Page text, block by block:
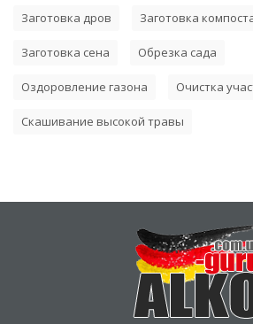
Заготовка дров Заготовка
Заготовка сена Обрезка сада
Оздоровление газона Очистка
Скашивание высокой травы